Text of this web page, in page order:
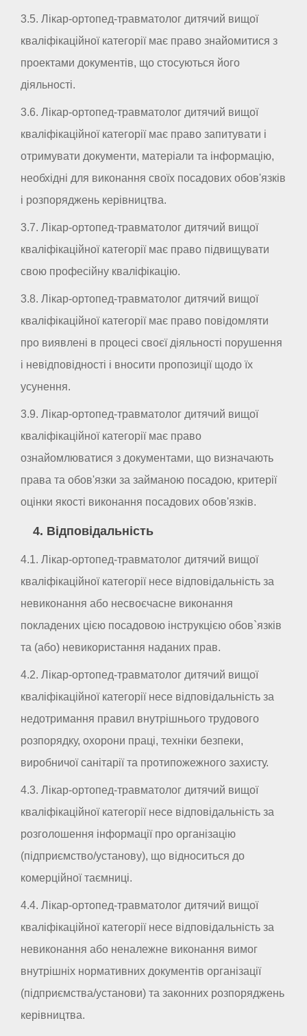
3.5. Лікар-ортопед-травматолог дитячий вищої
кваліфікаційної категорії має право знайомитися з
проектами документів, що стосуються його
діяльності.
3.6. Лікар-ортопед-травматолог дитячий вищої
кваліфікаційної категорії має право запитувати і
отримувати документи, матеріали та інформацію,
необхідні для виконання своїх посадових обов'язків
і розпоряджень керівництва.
3.7. Лікар-ортопед-травматолог дитячий вищої
кваліфікаційної категорії має право підвищувати
свою професійну кваліфікацію.
3.8. Лікар-ортопед-травматолог дитячий вищої
кваліфікаційної категорії має право повідомляти
про виявлені в процесі своєї діяльності порушення
і невідповідності і вносити пропозиції щодо їх
усунення.
3.9. Лікар-ортопед-травматолог дитячий вищої
кваліфікаційної категорії має право
ознайомлюватися з документами, що визначають
права та обов'язки за займаною посадою, критерії
оцінки якості виконання посадових обов'язків.
4. Відповідальність
4.1. Лікар-ортопед-травматолог дитячий вищої
кваліфікаційної категорії несе відповідальність за
невиконання або несвоєчасне виконання
покладених цією посадовою інструкцією обов`язків
та (або) невикористання наданих прав.
4.2. Лікар-ортопед-травматолог дитячий вищої
кваліфікаційної категорії несе відповідальність за
недотримання правил внутрішнього трудового
розпорядку, охорони праці, техніки безпеки,
виробничої санітарії та протипожежного захисту.
4.3. Лікар-ортопед-травматолог дитячий вищої
кваліфікаційної категорії несе відповідальність за
розголошення інформації про організацію
(підприємство/установу), що відноситься до
комерційної таємниці.
4.4. Лікар-ортопед-травматолог дитячий вищої
кваліфікаційної категорії несе відповідальність за
невиконання або неналежне виконання вимог
внутрішніх нормативних документів організації
(підприємства/установи) та законних розпоряджень
керівництва.